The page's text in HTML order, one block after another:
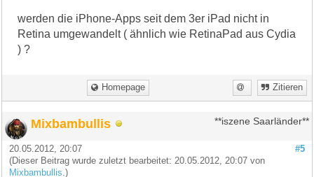
werden die iPhone-Apps seit dem 3er iPad nicht in
Retina umgewandelt ( ähnlich wie RetinaPad aus Cydia
) ?
Homepage Zitieren
Mixbambullis **iszene Saarländer**
#5
20.05.2012, 20:07
(Dieser Beitrag wurde zuletzt bearbeitet: 20.05.2012, 20:07 von
Mixbambullis .)